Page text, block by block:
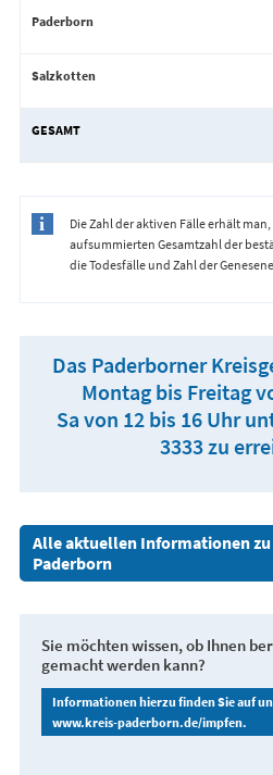
Paderborn
Salzkotten
GESAMT
Die Zahl der aktiven Fälle erhält
aufsummierten Gesamtzahl der
die Todesfälle und Zahl der
Das Paderborner
Montag bis Freitag
Sa von 12 bis 16 Uhr
3333 zu
Alle aktuellen Informationen zu
Paderborn
Sie möchten wissen, ob Ihnen
gemacht werden kann?
Informationen hierzu finden Sie auf
www.kreis-paderborn.de/impfen.